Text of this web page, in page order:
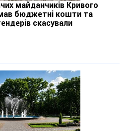
майданчиків Кривого
бюджетні кошти та
скасували